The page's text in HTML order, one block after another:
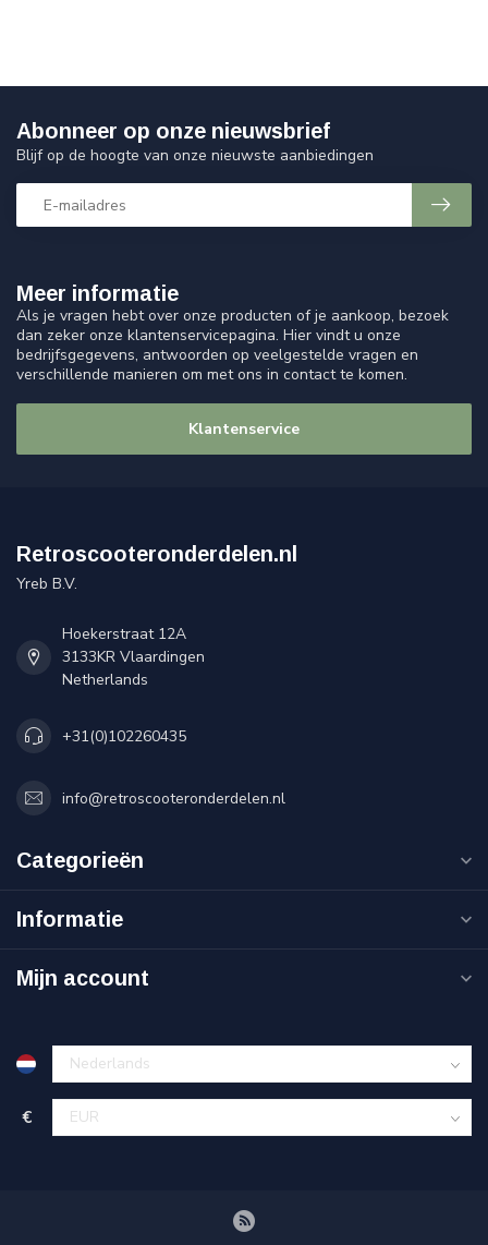
Meer informatie
Als je vragen hebt over onze producten of je aankoop, bezoek
dan zeker onze klantenservicepagina. Hier vindt u onze
bedrijfsgegevens, antwoorden op veelgestelde vragen en
verschillende manieren om met ons in contact te komen.
Klantenservice
Abonneer op onze nieuwsbrief
Blijf op de hoogte van onze nieuwste aanbiedingen
Retroscooteronderdelen.nl
Yreb B.V.
Hoekerstraat 12A
3133KR Vlaardingen
Netherlands
+31(0)102260435
info@retroscooteronderdelen.nl
Categorieën
Informatie
Mijn account
€